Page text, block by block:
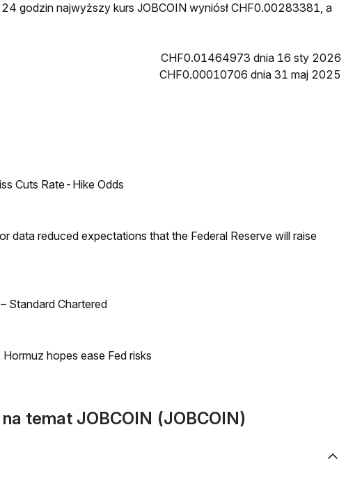
godzin najwyższy kurs JOBCOIN wyniósł CHF0.00283381, a
CHF0.01464973 dnia 16 sty 2026
CHF0.00010706 dnia 31 maj 2025
Cuts Rate-Hike Odds
data reduced expectations that the Federal Reserve will raise
Standard Chartered
hopes ease Fed risks
temat JOBCOIN (JOBCOIN)